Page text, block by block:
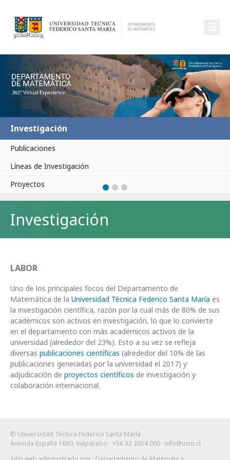
Investigación
Publicaciones
Líneas de Investigación
Proyectos
Investigación
LABOR
Uno de los principales focos del Departamento de
Matemática de la Universidad Técnica Federico Santa María es
la investigación científica, razón por la cual más de 80% de sus
académicos son activos en investigación, lo que lo convierte
en el departamento con más académicos activos de la
universidad (alrededor del 23%). Esto a su vez se refleja
diversas publicaciones científicas (alrededor del 10% de las
publicaciones generadas por la universidad el 2017) y
adjudicación de proyectos científicos de investigación y
colaboración internacional.
© Universidad Técnica Federico Santa María
Avenida España 1680, Valparaíso · +56 32 2654 000 · info@usm.cl